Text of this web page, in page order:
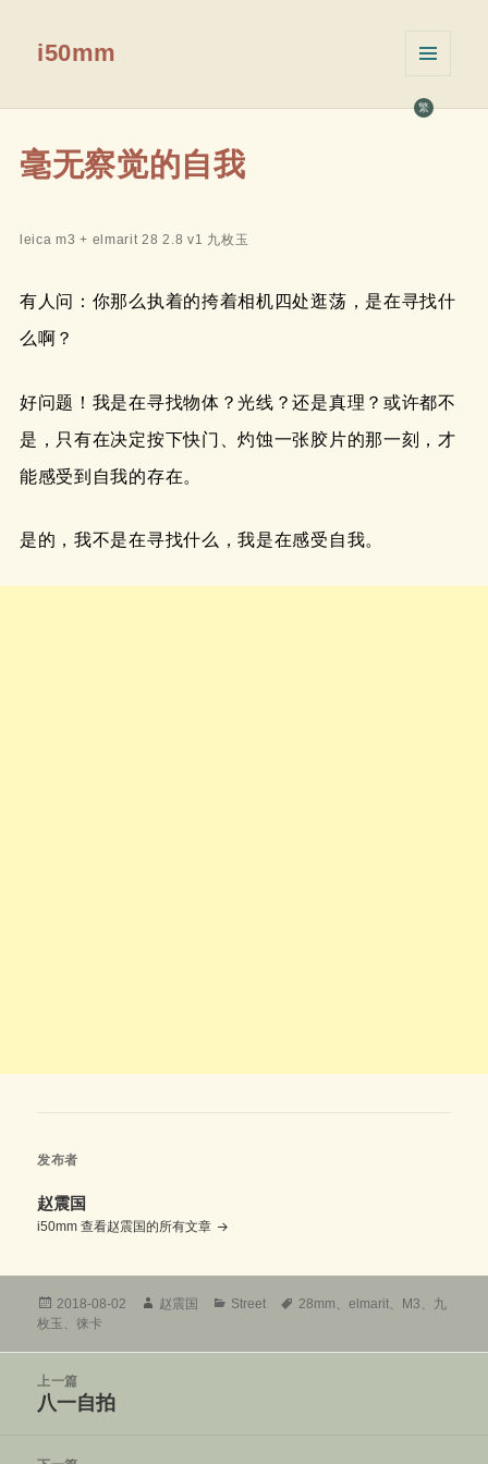
繁
i50mm
挂件
毫无察觉的自我
leica m3 + elmarit 28 2.8 v1 九枚玉
有人问：你那么执着的挎着相机四处逛荡，是在寻找什
么啊？
好问题！我是在寻找物体？光线？还是真理？或许都不
是，只有在决定按下快门、灼蚀一张胶片的那一刻，才
能感受到自我的存在。
是的，我不是在寻找什么，我是在感受自我。
发布者
赵震国
i50mm查看赵震国的所有文章
发
布
2018-08-02
作
赵震国
分
Street
标
28mm 、elmarit、 M3 、 九
枚玉 、徕卡
上一篇
上
文
八一自拍